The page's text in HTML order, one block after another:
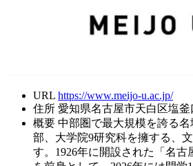
URL https://www.meijo-u.ac.jp/
住所 愛知県名古屋市天白区塩釜
概要 中部圏で最大規模を誇る
部、大学院9研究科を擁する、
す。1926年に開設された「名古